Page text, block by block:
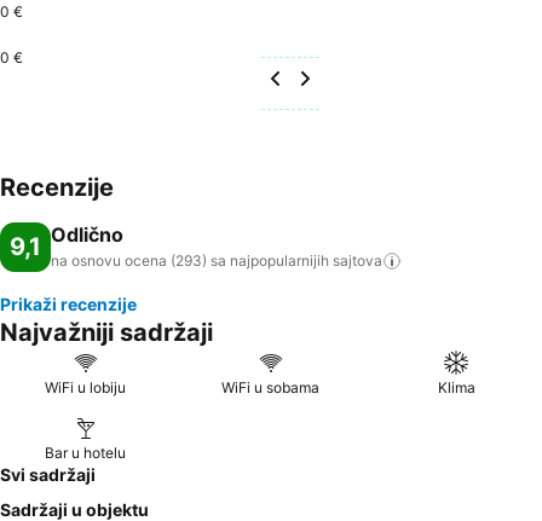
0 €
0 €
Recenzije
9,1 Odlično
na osnovu ocena (293) sa najpopularnijih sajtova
Prikaži recenzije
Najvažniji sadržaji
WiFi u lobiju WiFi u sobama Klima
Bar u hotelu
Svi sadržaji
Sadržaji u objektu